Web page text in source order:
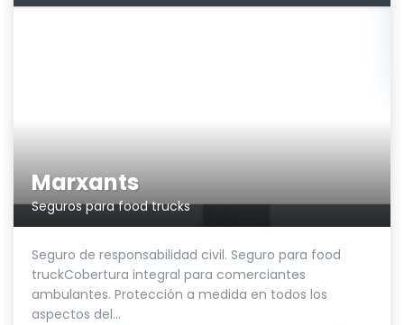
Marxants
Seguros para food trucks
Seguro de responsabilidad civil. Seguro para food
truckCobertura integral para comerciantes
ambulantes. Protección a medida en todos los
aspectos del...